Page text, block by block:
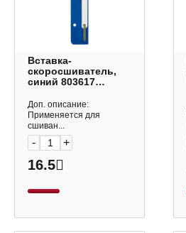
Вставка-
скоросшиватель,
синий 803617
Доп. описание:
Применяется для
сшиван...
- +
16.5